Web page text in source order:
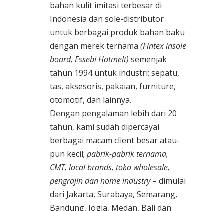
bahan kulit imitasi terbesar di
Indonesia dan sole-distributor
untuk berbagai produk bahan baku
dengan merek ternama (Fintex insole
board, Essebi Hotmelt) semenjak
tahun 1994 untuk industri; sepatu,
tas, aksesoris, pakaian, furniture,
otomotif, dan lainnya.
Dengan pengalaman lebih dari 20
tahun, kami sudah dipercayai
berbagai macam client besar atau-
pun kecil; pabrik-pabrik ternama,
CMT, local brands, toko wholesale,
pengrajin dan home industry– dimulai
dari Jakarta, Surabaya, Semarang,
Bandung, Jogja, Medan, Bali dan